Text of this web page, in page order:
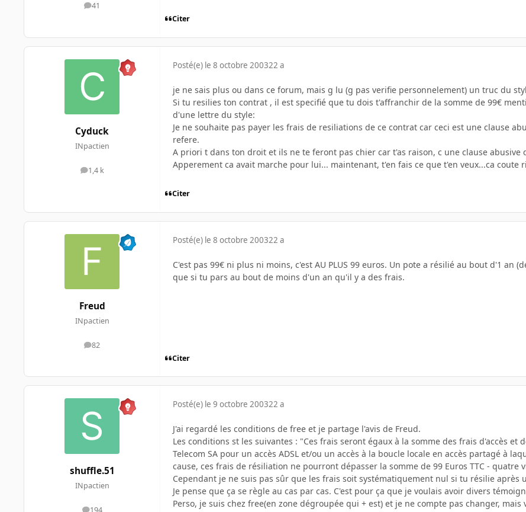
41
messages
Citer
Cyduck
INpactien
1,4 k
messages
Posté(e) le 8 octobre 200322 a
je ne sais plus ou dans ce forum, mais g lu (g pas verifie personnelement) un truc du
Si tu resilies ton contrat , il est specifié que tu dois t'affranchir de la somme de 99€
d'une lettre du style:
Je ne souhaite pas payer les frais de resiliations de ce contrat car ceci est une clause
refere.
A priori t dans ton droit et ils ne te feront pas chier car t'as raison, c une clause abusive
Apperement ca avait marche pour lui... maintenant, t'en fais ce que t'en veux...ca coute
Citer
Freud
INpactien
82
messages
Posté(e) le 8 octobre 200322 a
C'est pas 99€ ni plus ni moins, c'est AU PLUS 99 euros. Un pote a résilié au bout d'1 an
que si tu pars au bout de moins d'un an qu'il y a des frais.
Citer
shuffle.51
INpactien
194
Posté(e) le 9 octobre 200322 a
J'ai regardé les conditions de free et je partage l'avis de Freud.
Les conditions st les suivantes : "Ces frais seront égaux à la somme des frais d'accès et
Telecom SA pour un accès ADSL et/ou un accès à la boucle locale en accès partagé à
cause, ces frais de résiliation ne pourront dépasser la somme de 99 Euros TTC - quatre
Cependant je ne suis pas sûr que les frais soit systématiquement nul si tu résilie après
Je pense que ça se règle au cas par cas. C'est pour ça que je voulais avoir divers
Perso, je suis chez free(en zone dégroupée qui + est) et je ne compte pas changer,